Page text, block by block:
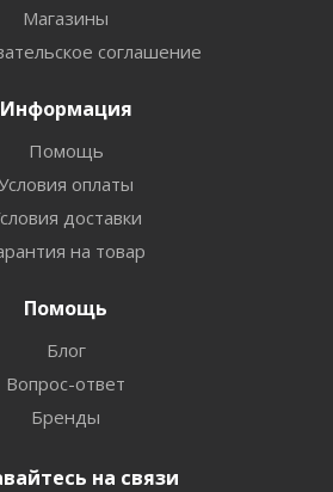
Магазины
соглашение
Информация
Помощь
оплаты
доставки
на товар
Помощь
Блог
Вопрос-ответ
Бренды
на связи